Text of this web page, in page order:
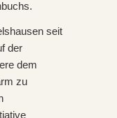
seit
der
dem
zu